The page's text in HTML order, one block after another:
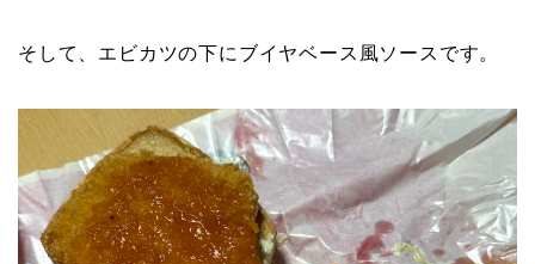
そして、エビカツの下にブイヤベース風ソースです。